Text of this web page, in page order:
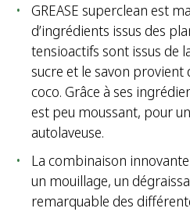
GREASE superclean est
d’ingrédients issus des
tensioactifs sont issus de
sucre et le savon provient
coco. Grâce à ses
est peu moussant, pour
autolaveuse.
La combinaison
un mouillage, un
remarquable des